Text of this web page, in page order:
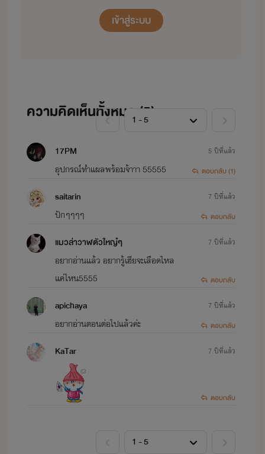
ความสุภาพนะคะ :) ไม่เอาอคติมาคุยกันนะ :) เพื่อเป็นการให้เกียรติซึ่งกันและกันค่ะ :)
27.09.2018
>> ลงใหม่ 09 / 09 / 2019
เข้าสู่ระบบ
ความคิดเห็นทั้งหมด (5)
17PM
อุปกรณ์ทำแผลพร้อมจ้าาา 55555
5 ปีที่แล้ว
ตอบกลับ (1)
saitarin
ปักๆๆๆๆ
7 ปีที่แล้ว
ตอบกลับ
แมวล่าวาฬตัวใหญ๋ๆ
อยากอ่านแล้ว อยากรู้เฮียจะเลือดไหล
แค่ไหน5555
7 ปีที่แล้ว
ตอบกลับ
apichaya
อยากอ่านตอนต่อไปแล้วค่ะ
7 ปีที่แล้ว
ตอบกลับ
KaTar 7 ปีที่แล้ว
ตอบกลับ